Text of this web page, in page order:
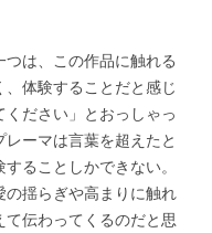
つは、この作品に触れる
体験することだと感じ
ださい」とおっしゃっ
ーマは言葉を超えたと
ることしかできない。
揺らぎや高まりに触れ
伝わってくるのだと思